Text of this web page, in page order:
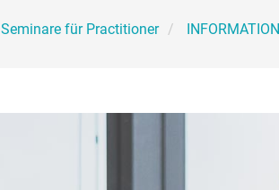
Seminare für Practitioner